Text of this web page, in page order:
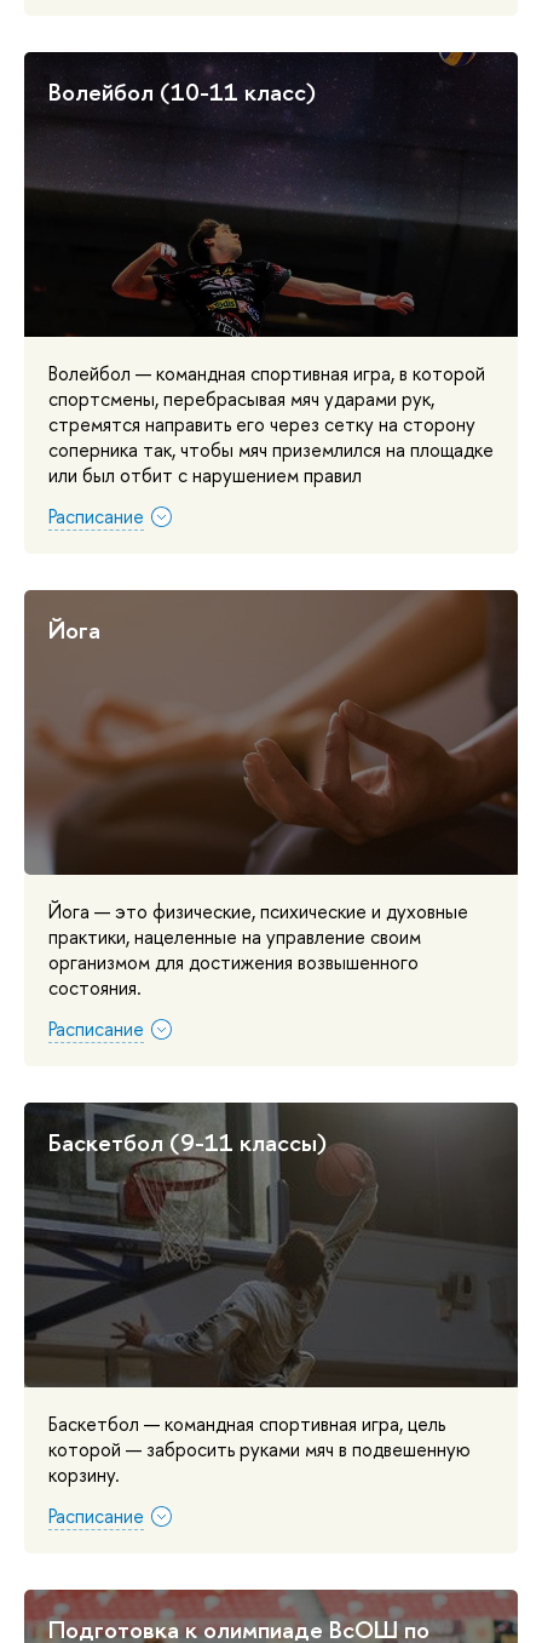
Волейбол (10-11 класс)
Волейбол — командная спортивная игра, в которой
спортсмены, перебрасывая мяч ударами рук,
стремятся направить его через сетку на сторону
соперника так, чтобы мяч приземлился на площадке
или был отбит с нарушением правил
Расписание
Йога
Йога — это физические, психические и духовные
практики, нацеленные на управление своим
организмом для достижения возвышенного
состояния.
Расписание
Баскетбол (9-11 классы)
Баскетбол — командная спортивная игра, цель
которой — забросить руками мяч в подвешенную
корзину.
Расписание
Подготовка к олимпиаде ВсОШ по